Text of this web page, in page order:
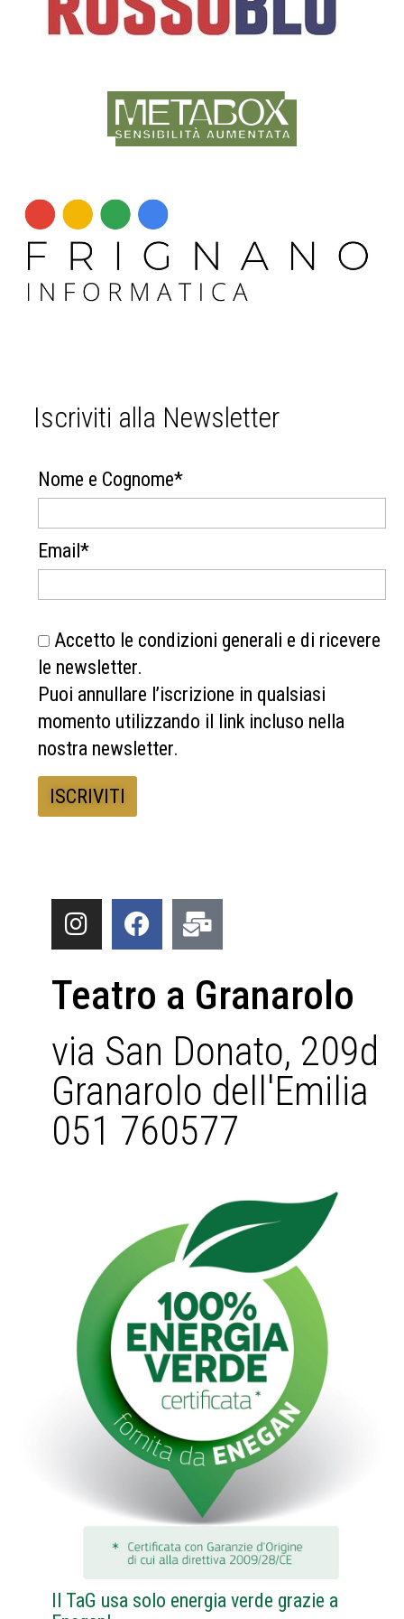
Iscriviti alla Newsletter
Nome e Cognome*
Email*
Accetto le condizioni generali e di ricevere
le newsletter.
Puoi annullare l’iscrizione in qualsiasi
momento utilizzando il link incluso nella
nostra newsletter.
Teatro a Granarolo
via San Donato, 209d
Granarolo dell'Emilia
051 760577
Il TaG usa solo energia verde grazie a